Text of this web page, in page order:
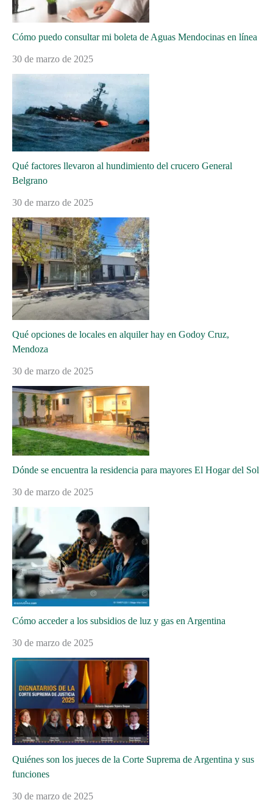
Cómo puedo consultar mi boleta de Aguas Mendocinas en línea
30 de marzo de 2025
Qué factores llevaron al hundimiento del crucero General
Belgrano
30 de marzo de 2025
Qué opciones de locales en alquiler hay en Godoy Cruz,
Mendoza
30 de marzo de 2025
Dónde se encuentra la residencia para mayores El Hogar del Sol
30 de marzo de 2025
Cómo acceder a los subsidios de luz y gas en Argentina
30 de marzo de 2025
Quiénes son los jueces de la Corte Suprema de Argentina y sus
funciones
30 de marzo de 2025